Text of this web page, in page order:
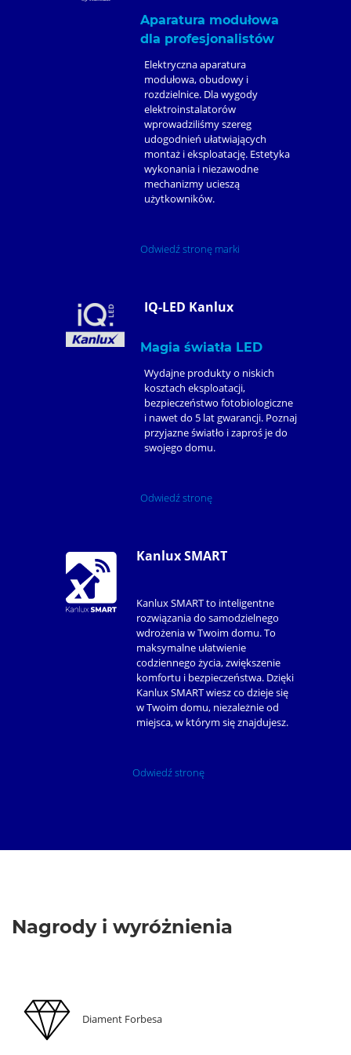
Aparatura modułowa
dla profesjonalistów
Elektryczna aparatura
modułowa, obudowy i
rozdzielnice. Dla wygody
elektroinstalatorów
wprowadziliśmy szereg
udogodnień ułatwiających
montaż i eksploatację. Estetyka
wykonania i niezawodne
mechanizmy ucieszą
użytkowników.
Odwiedź stronę marki
IQ-LED Kanlux
Magia światła LED
Wydajne produkty o niskich
kosztach eksploatacji,
bezpieczeństwo fotobiologiczne
i nawet do 5 lat gwarancji. Poznaj
przyjazne światło i zaproś je do
swojego domu.
Odwiedź stronę
Kanlux SMART
Kanlux SMART to inteligentne
rozwiązania do samodzielnego
wdrożenia w Twoim domu. To
maksymalne ułatwienie
codziennego życia, zwiększenie
komfortu i bezpieczeństwa. Dzięki
Kanlux SMART wiesz co dzieje się
w Twoim domu, niezależnie od
miejsca, w którym się znajdujesz.
Odwiedź stronę
Nagrody i wyróżnienia
Diament Forbesa